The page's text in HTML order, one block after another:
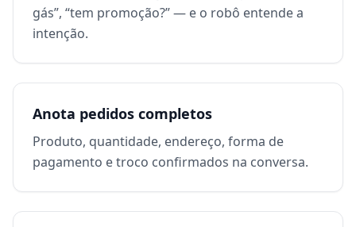
gás”, “tem promoção?” — e o robô entende a
intenção.
Anota pedidos completos
Produto, quantidade, endereço, forma de
pagamento e troco confirmados na conversa.